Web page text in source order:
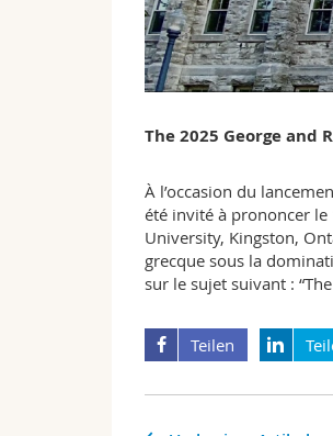
The 2025 George and
À l’occasion du
été invité à prononcer
University, Kingston,
grecque sous la
sur le sujet suivant :
Teilen